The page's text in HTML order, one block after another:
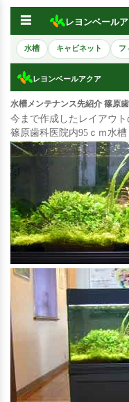
☰ レヨンベール
水槽 キャビネット フ
レヨンベールアクア
水槽メンテナンス先紹介 篠原
今まで作成したレイアウト
篠原歯科医院内95ｃｍ水槽